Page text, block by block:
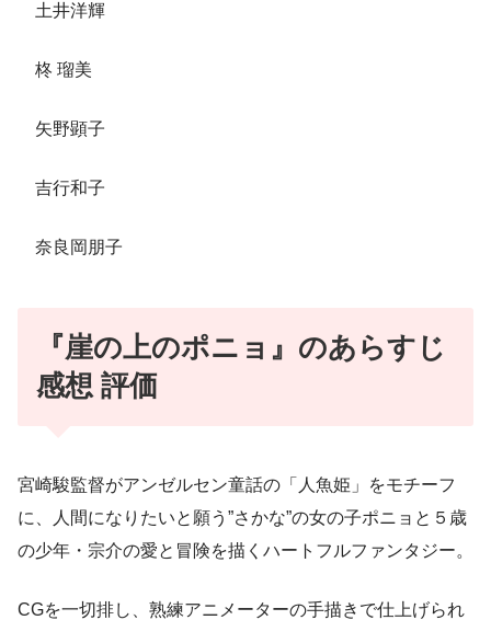
土井洋輝
柊 瑠美
矢野顕子
吉行和子
奈良岡朋子
『崖の上のポニョ』のあらすじ
感想 評価
宮崎駿監督がアンゼルセン童話の「人魚姫」をモチーフ
に、人間になりたいと願う”さかな”の女の子ポニョと５歳
の少年・宗介の愛と冒険を描くハートフルファンタジー。
CGを一切排し、熟練アニメーターの手描きで仕上げられ